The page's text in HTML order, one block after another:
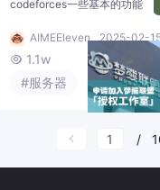
codeforces一些基本的功能
AIMEEleven 2025-02-
 1.1w
#服务器
#运维
/